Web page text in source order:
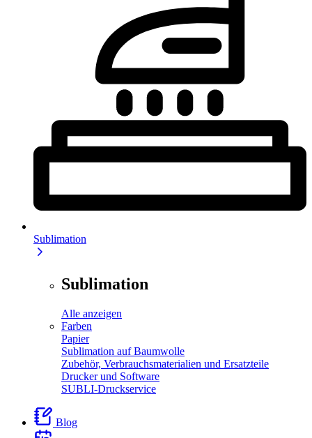
Sublimation
Sublimation
Alle anzeigen
Farben
Papier
Sublimation auf Baumwolle
Zubehör, Verbrauchsmaterialien und Ersatzteile
Drucker und Software
SUBLI-Druckservice
Blog